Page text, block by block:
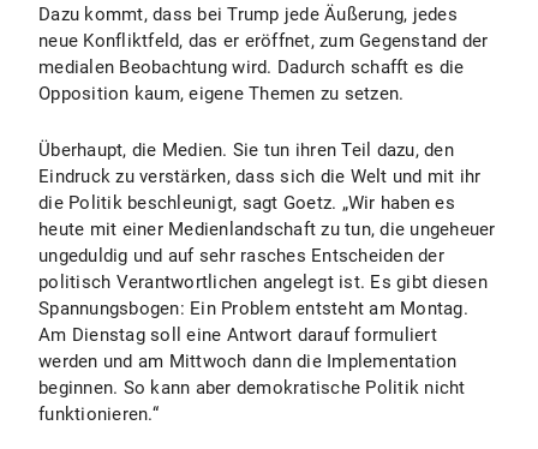
Dazu kommt, dass bei Trump jede Äußerung, jedes
neue Konfliktfeld, das er eröffnet, zum Gegenstand der
medialen Beobachtung wird. Dadurch schafft es die
Opposition kaum, eigene Themen zu setzen.
Überhaupt, die Medien. Sie tun ihren Teil dazu, den
Eindruck zu verstärken, dass sich die Welt und mit ihr
die Politik beschleunigt, sagt Goetz. „Wir haben es
heute mit einer Medienlandschaft zu tun, die ungeheuer
ungeduldig und auf sehr rasches Entscheiden der
politisch Verantwortlichen angelegt ist. Es gibt diesen
Spannungsbogen: Ein Problem entsteht am Montag.
Am Dienstag soll eine Antwort darauf formuliert
werden und am Mittwoch dann die Implementation
beginnen. So kann aber demokratische Politik nicht
funktionieren.“